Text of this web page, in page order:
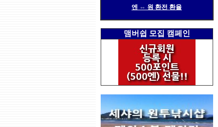
엔 ⇔ 원 환전 환율
맴버쉽 모집 캠페인